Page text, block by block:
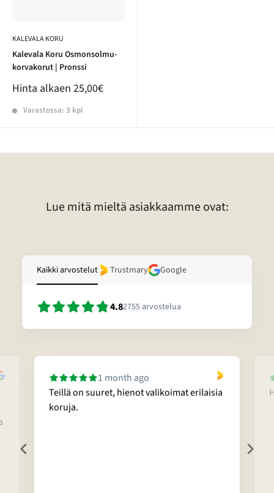
KALEVALA KORU
Kalevala Koru Osmonsolmu-
korvakorut | Pronssi
Hinta alkaen 25,00€
Varastossa: 3 kpl
Lue mitä mieltä asiakkaamme ovat:
Kaikki arvostelut Trustmary Google
4.82755arvostelua
1 month ago
Teillä on suuret, hienot valikoimat erilaisia
koruja.